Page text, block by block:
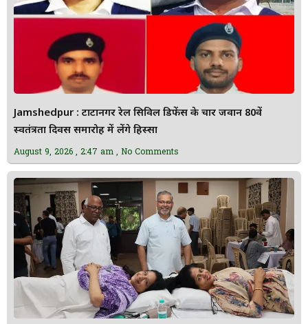
Jamshedpur : टाटानगर रेल सिविल डिफेंस के चार जवान 80वें
स्वतंत्रता दिवस समारोह में लेंगे हिस्सा
August 9, 2026 2:47 am No Comments